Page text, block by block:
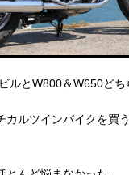
ルとW800＆W650どち
カルツインバイクを買